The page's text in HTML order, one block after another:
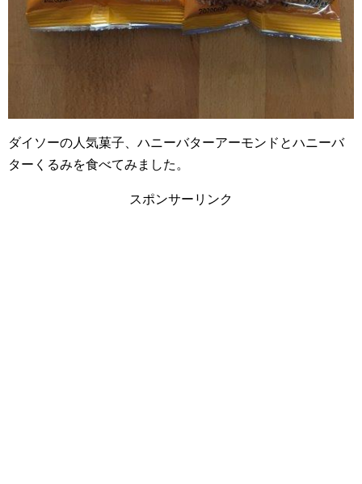
ダイソーの人気菓子、ハニーバターアーモンドとハニーバ
ターくるみを食べてみました。
スポンサーリンク